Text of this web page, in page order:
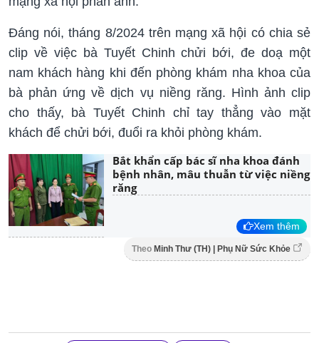
Đáng nói, tháng 8/2024 trên mạng xã hội có chia sẻ
clip về việc bà Tuyết Chinh chửi bới, đe doạ một
nam khách hàng khi đến phòng khám nha khoa của
bà phản ứng về dịch vụ niềng răng. Hình ảnh clip
cho thấy, bà Tuyết Chinh chỉ tay thẳng vào mặt
khách để chửi bới, đuổi ra khỏi phòng khám.
Bắt khẩn cấp bác sĩ nha khoa đánh
bệnh nhân, mâu thuẫn từ việc niềng
răng
Xem thêm
Theo Minh Thư (TH) | Phụ Nữ Sức Khỏe